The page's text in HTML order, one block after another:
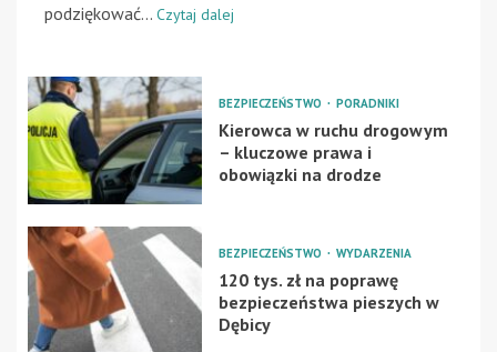
podziękować... Czytaj dalej
BEZPIECZEŃSTWO PORADNIKI
Kierowca w ruchu drogowym
– kluczowe prawa i
obowiązki na drodze
BEZPIECZEŃSTWO WYDARZENIA
120 tys. zł na poprawę
bezpieczeństwa pieszych w
Dębicy